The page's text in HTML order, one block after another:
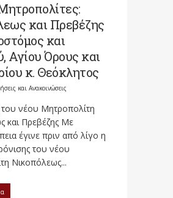
και Πρεβέζης
και
Αγίου Όρους και
κ. Θεόκλητος
και Ανακοινώσεις
νέου Μητροπολίτη
και Πρεβέζης Με
έγινε πριν από λίγο η
του νέου
Νικοπόλεως...